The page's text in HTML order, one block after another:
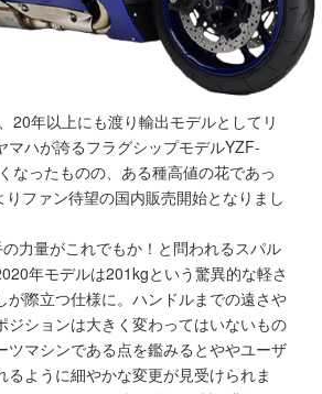
20年以上にも渡り輸出モデルとしてリ
マハが誇るフラグシップモデルYZF-
なったものの、ある種高値の花であっ
ファン待望の国内販売開始となりまし
力量がこれでもか！と問われるスパル
年モデルは201kgという驚異的な軽さ
が際立つ仕様に。ハンドルまでの遠さや
ジションは大きく変わってはいないもの
ツマシンである点を鑑みるとややユーザ
るように細やかな変更が見受けられま